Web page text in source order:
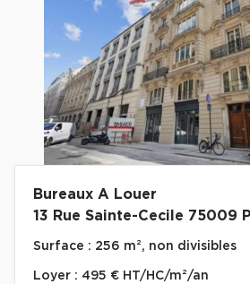
Bureaux A Louer
13 Rue Sainte-Cecile 75009
Surface : 256 m², non divisibles
Loyer : 495 € HT/HC/m²/an